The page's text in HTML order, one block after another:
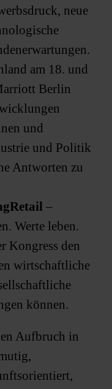
neue
am 18. und
Berlin
und
und Politik
Antworten zu
–
Werte leben.
Kongress den
wirtschaftliche
können.
Aufbruch in